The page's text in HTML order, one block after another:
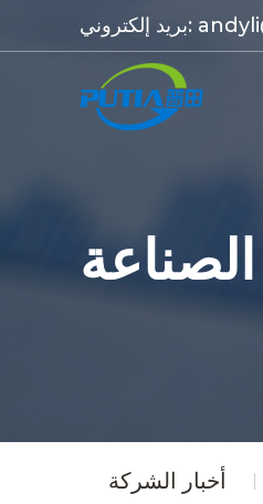
بريد إلكتروني:
أخبار الشركة